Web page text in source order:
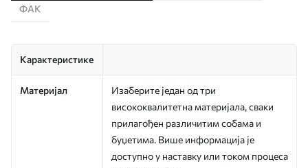
ФАК
Карактеристике
Материјал
Изаберите један од три
висококвалитетна материјала, сваки
прилагођен различитим собама и
буџетима. Више информација је
доступно у наставку или током процеса